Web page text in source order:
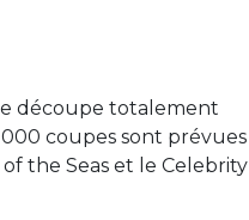
découpe totalement
coupes sont prévues
the Seas et le Celebrity